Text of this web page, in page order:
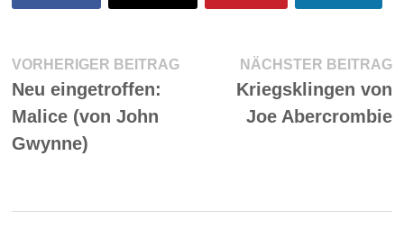
Beitragsnavigation
VORHERIGER BEITRAGVorheriger
Neu eingetroffen:
Malice (von John
Gwynne)
NÄCHSTER BEITRAG
Kriegsklingen von
Joe Abercrombie